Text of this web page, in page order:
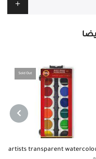
Sold Out
artists transparent